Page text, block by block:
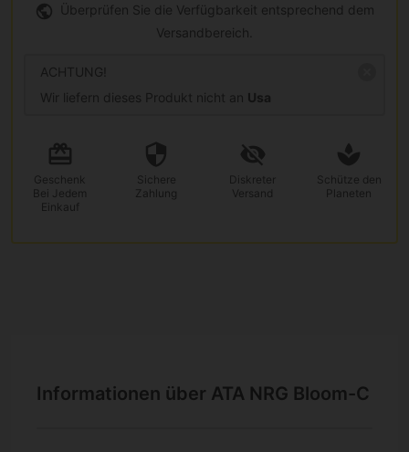
Überprüfen Sie die Verfügbarkeit entsprechend dem
Versandbereich.
ACHTUNG!
Wir liefern dieses Produkt nicht an Usa
Geschenk
Bei Jedem
Einkauf
Sichere
Zahlung
Diskreter
Versand
Schütze den
Planeten
Informationen über ATA NRG Bloom-C